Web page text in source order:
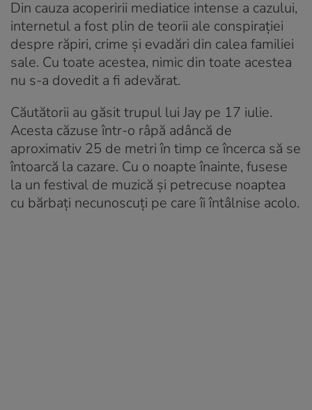
Din cauza acoperirii mediatice intense a cazului,
internetul a fost plin de teorii ale conspirației
despre răpiri, crime și evadări din calea familiei
sale. Cu toate acestea, nimic din toate acestea
nu s-a dovedit a fi adevărat.
Căutătorii au găsit trupul lui Jay pe 17 iulie.
Acesta căzuse într-o râpă adâncă de
aproximativ 25 de metri în timp ce încerca să se
întoarcă la cazare. Cu o noapte înainte, fusese
la un festival de muzică și petrecuse noaptea
cu bărbați necunoscuți pe care îi întâlnise acolo.